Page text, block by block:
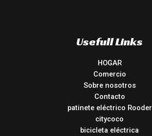
Usefull Links
HOGAR
Comercio
Sobre nosotros
Contacto
patinete eléctrico Rooder
citycoco
bicicleta eléctrica